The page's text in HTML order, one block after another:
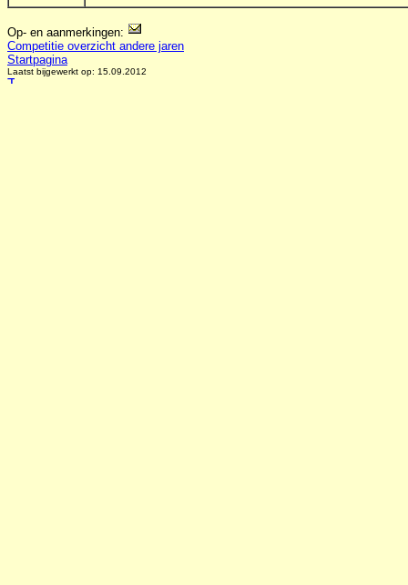
Op- en aanmerkingen:
Competitie overzicht andere jaren
Startpagina
Laatst bijgewerkt op: 15.09.2012